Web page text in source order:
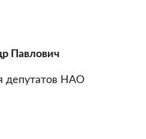
Павлович
депутатов НАО